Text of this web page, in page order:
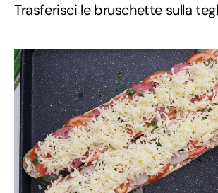
Trasferisci le bruschette sulla